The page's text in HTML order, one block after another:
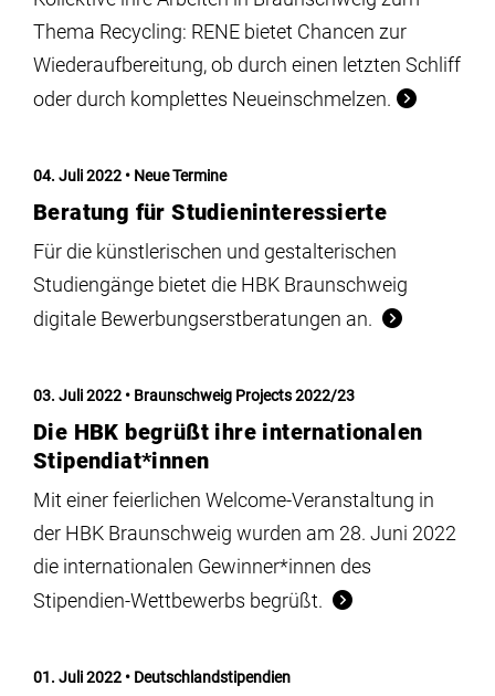
Thema Recycling: RENE bietet Chancen zur
Wiederaufbereitung, ob durch einen letzten Schliff
oder durch komplettes Neueinschmelzen.
04. Juli 2022 Neue Termine
Beratung für Studieninteressierte
Für die künstlerischen und gestalterischen
Studiengänge bietet die HBK Braunschweig
digitale Bewerbungserstberatungen an.
03. Juli 2022 Braunschweig Projects 2022/23
Die HBK begrüßt ihre internationalen
Stipendiat*innen
Mit einer feierlichen Welcome-Veranstaltung in
der HBK Braunschweig wurden am 28. Juni 2022
die internationalen Gewinner*innen des
Stipendien-Wettbewerbs begrüßt.
01. Juli 2022 Deutschlandstipendien